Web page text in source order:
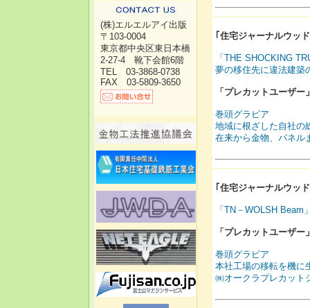
(株)エルエルアイ出版
〒103-0004
東京都中央区東日本橋
2-27-4 靴下会館6階
TEL 03-3868-0738
FAX 03-5809-3650
｢ 住宅ジャーナルウッ
「THE SHOCKING
夢の移住先に違法建築
「プレカットユーザー
巻頭グラビア
地域に根ざした自社の
在来から金物、パネル
｢ 住宅ジャーナルウッ
「TN－WOLSH Beam
「プレカットユーザー
巻頭グラビア
本社工場の移転を機に
㈱オークラプレカット